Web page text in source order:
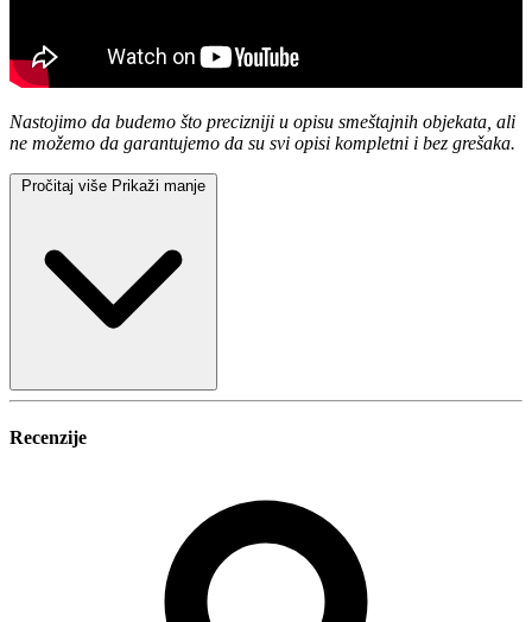
Nastojimo da budemo što precizniji u opisu smeštajnih objekata, ali
ne možemo da garantujemo da su svi opisi kompletni i bez grešaka.
Pročitaj više Prikaži manje
Recenzije